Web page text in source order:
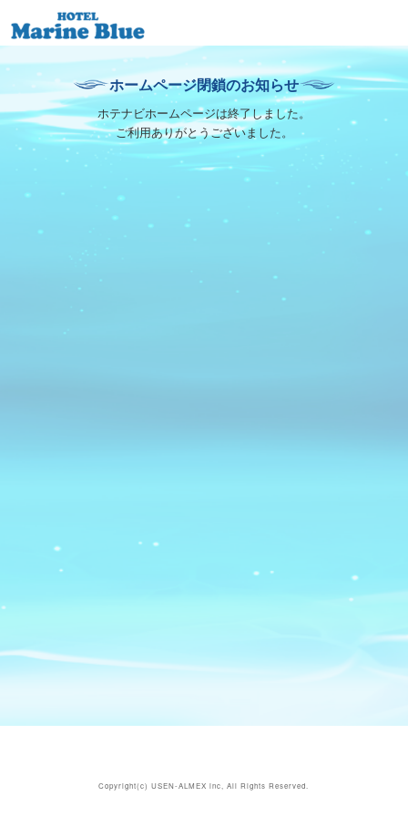
ホームページ閉鎖のお知らせ
ホテナビホームページは終了しました。
ご利用ありがとうございました。
Copyright(c)USEN-ALMEX inc, All Rights Reserved.